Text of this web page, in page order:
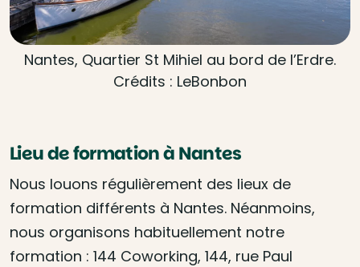
Nantes, Quartier St Mihiel au bord de l’Erdre.
Crédits : LeBonbon
Lieu de formation à Nantes
Nous louons régulièrement des lieux de
formation différents à Nantes. Néanmoins,
nous organisons habituellement notre
formation : 144 Coworking, 144, rue Paul